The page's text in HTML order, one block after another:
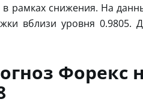
рамках снижения. На
вблизи уровня